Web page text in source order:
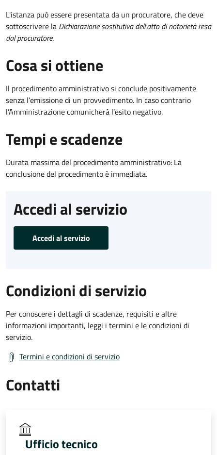
L'istanza può essere presentata da un procuratore, che deve
sottoscrivere la Dichiarazione sostitutiva dell'atto di notorietà resa
dal procuratore.
Cosa si ottiene
Il procedimento amministrativo si conclude positivamente
senza l’emissione di un provvedimento. In caso contrario
l’Amministrazione comunicherà l’esito negativo.
Tempi e scadenze
Durata massima del procedimento amministrativo: La
conclusione del procedimento è immediata.
Accedi al servizio
Accedi al servizio
Condizioni di servizio
Per conoscere i dettagli di scadenze, requisiti e altre
informazioni importanti, leggi i termini e le condizioni di
servizio.
Termini e condizioni di servizio
Contatti
Ufficio tecnico